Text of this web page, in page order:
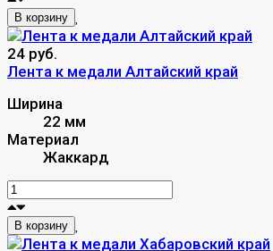
В корзину
24 руб.
Лента к медали Алтайский край
Ширина
22 мм
Материал
Жаккард
В корзину